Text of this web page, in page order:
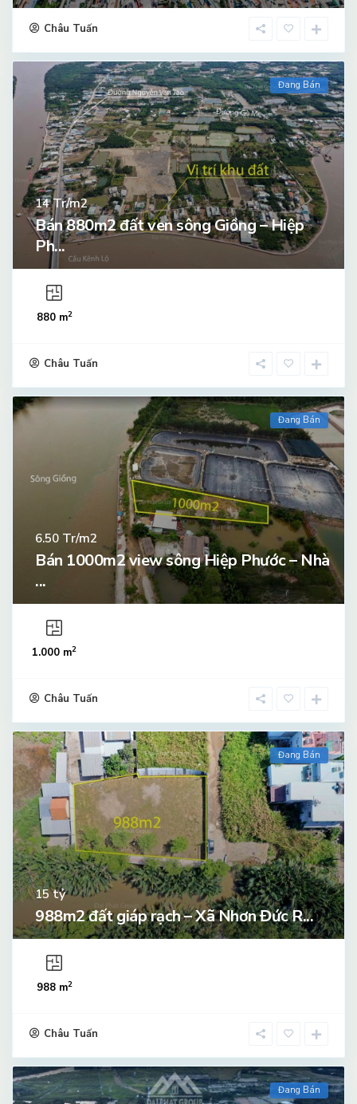
Châu Tuấn
Đang Bán
14Tr/m2
Bán 880m2 đất ven sông Giồng – Hiệp
Ph...
880 m2
Châu Tuấn
Đang Bán
6.50 Tr/m2
Bán 1000m2 view sông Hiệp Phước – Nhà
...
1.000 m2
Châu Tuấn
Đang Bán
15tỷ
988m2 đất giáp rạch – Xã Nhơn Đức R...
988 m2
Châu Tuấn
Đang Bán